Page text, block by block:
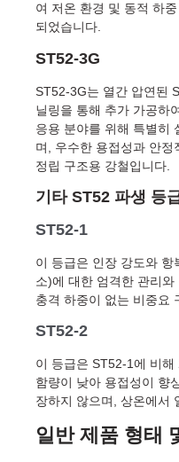
여 저온 환경 및 동적 하
되었습니다.
ST52-3G
ST52-3G는 열간 압연된
닐링을 통해 추가 가공하
응용 분야를 위해 특별히
며, 우수한 용접성과 안정
정립 구조용 강철입니다.
기타 ST52 파생 등
ST52-1
이 등급은 인장 강도와 항
소)에 대한 엄격한 관리
충격 하중이 없는 비중요
ST52-2
이 등급은 ST52-1에 비
함량이 낮아 용접성이 향
장하지 않으며, 상온에서
일반 제품 형태